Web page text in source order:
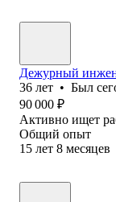
Дежурный
36 лет • Был
90 000 ₽
Активно ищет
Общий опыт
15 лет 8 месяцев